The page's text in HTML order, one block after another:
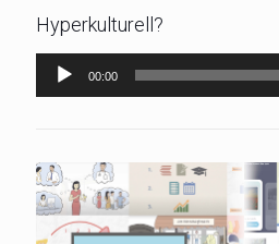
Hyperkulturell?
Audio-
Player
00:00